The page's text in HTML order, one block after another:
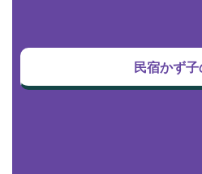
民宿かず